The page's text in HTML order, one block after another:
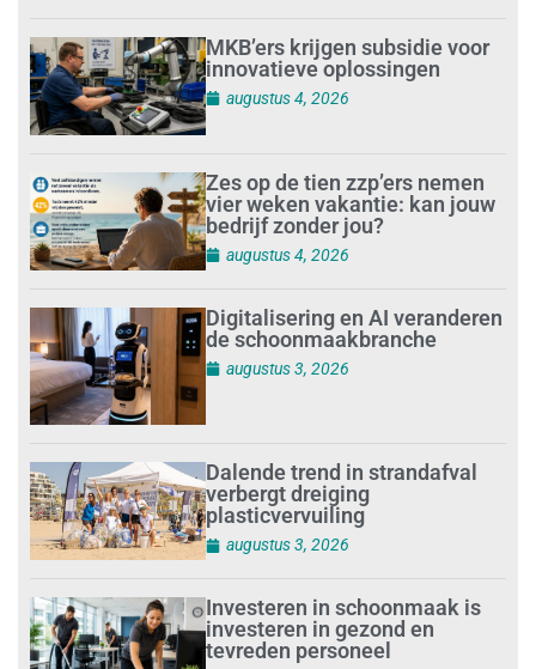
MKB’ers krijgen subsidie voor
innovatieve oplossingen
augustus 4, 2026
Zes op de tien zzp’ers nemen
vier weken vakantie: kan jouw
bedrijf zonder jou?
augustus 4, 2026
Digitalisering en AI veranderen
de schoonmaakbranche
augustus 3, 2026
Dalende trend in strandafval
verbergt dreiging
plasticvervuiling
augustus 3, 2026
Investeren in schoonmaak is
investeren in gezond en
tevreden personeel